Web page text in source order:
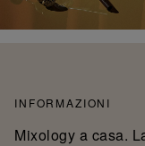
INFORMAZIONI
Mixology a casa.